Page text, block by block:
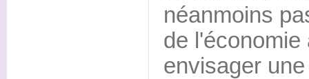
néanmoins
de
envisager